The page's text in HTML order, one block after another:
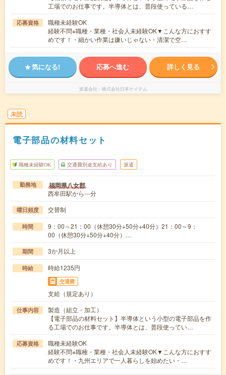
工場でのお仕事です。半導体とは、普段使っている…
応募資格
職種未経験OK
経験不問※職種・業種・社会人未経験OK▼こんな方におすす
めです！・細かい作業は嫌いじゃない・清潔で空…
気になる! 応募へ進む 詳しく見る
派遣会社 株式会社日本ケイテム
未読
電子部品の材料セット
職種未経験OK 交通費別途支給あり 派遣
勤務地 福岡県八女郡
西牟田駅から---分
曜日頻度 交替制
時間
9：00～21：00（休憩30分+50分+40分）21：00～9：
00（休憩30分+50分+40分）…
期間 3か月以上
時給 時給1235円
交通費
支給（規定あり）
仕事内容
製造（組立・加工）
【電子部品の材料セット】半導体という小型の電子部品を作
る工場でのお仕事です。半導体とは、普段使ってい…
応募資格
職種未経験OK
経験不問※職種・業種・社会人未経験OK▼こんな方におすす
めです！・九州エリアで一人暮らしを始めたい・…